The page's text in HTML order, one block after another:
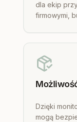
dla ekip
firmowymi,
Dzięki
mogą